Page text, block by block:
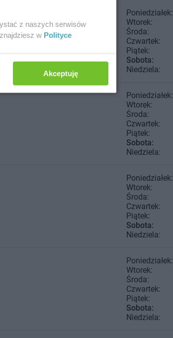
Poniedziałek:
Wtorek:
Środa:
Czwartek:
Piątek:
Sobota:
Niedziela:
Poniedziałek:
Wtorek:
Środa:
Czwartek:
Piątek:
Sobota:
Niedziela:
Poniedziałek:
Wtorek:
Środa:
Czwartek:
Piątek:
Sobota:
Niedziela:
Poniedziałek:
Wtorek:
Środa:
Czwartek:
Piątek:
Sobota:
Niedziela:
z naszych serwisów
w Polityce
Akceptuję